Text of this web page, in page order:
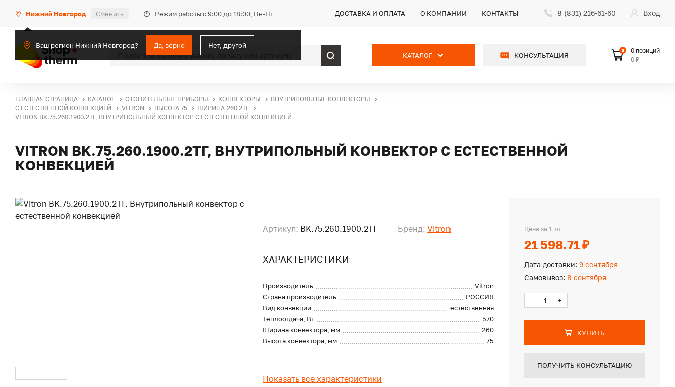
Нижний Новгород Сменить Режим работы с 9:00 до 18:00, Пн-Пт
Ваш регион Нижний Новгород? Да, верно Нет, другой
ДОСТАВКА И ОПЛАТА О КОМПАНИИ КОНТАКТЫ 8 (831) 216-61-60 Вход
КАТАЛОГ КОНСУЛЬТАЦИЯ
0
0 позиций
0 ₽
ГЛАВНАЯ СТРАНИЦА КАТАЛОГ ОТОПИТЕЛЬНЫЕ ПРИБОРЫ КОНВЕКТОРЫ
ВНУТРИПОЛЬНЫЕ КОНВЕКТОРЫ
С ЕСТЕСТВЕННОЙ КОНВЕКЦИЕЙ
VITRON ВЫСОТА 75
ШИРИНА 260 2ТГ
VITRON BK.75.260.1900.2ТГ, ВНУТРИПОЛЬНЫЙ КОНВЕКТОР С ЕСТЕСТВЕННОЙ КОНВЕКЦИЕЙ
VITRON BK.75.260.1900.2ТГ, ВНУТРИПОЛЬНЫЙ КОНВЕКТОР С ЕСТЕСТВЕННОЙ
КОНВЕКЦИЕЙ
Артикул: BK.75.260.1900.2ТГ Бренд: Vitron
ХАРАКТЕРИСТИКИ
Производитель
Vitron
Страна производитель
РОССИЯ
Вид конвекции
естественная
Теплоотдача, Вт
570
Ширина конвектора, мм
260
Высота конвектора, мм
75
Показать все характеристики
Цена за 1 шт
21 598.71 ₽
Дата доставки: 9 сентября
Самовывоз: 8 сентября
- +
КУПИТЬ
ПОЛУЧИТЬ КОНСУЛЬТАЦИЮ